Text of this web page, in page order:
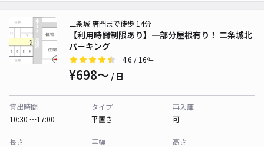
【利用時間制限あり】一部分屋根有り！ 二条城北
パーキング
二条城 唐門まで徒歩 14分
4.6 / 16件
¥698〜 / 日
貸出時間
10:30 〜17:00
タイプ
平置き
再入庫
可
長さ
車幅
高さ